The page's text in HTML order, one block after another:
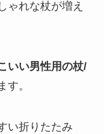
ゃれな杖が増え
いい男性用の杖/
す。
い折りたたみ